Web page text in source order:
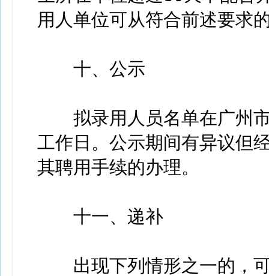
用人单位可从符合前述要求
十、公示
拟录用人员名单在广州市
工作日。公示期间有异议但
其聘用手续的办理。
十一、递补
出现下列情形之一的，可